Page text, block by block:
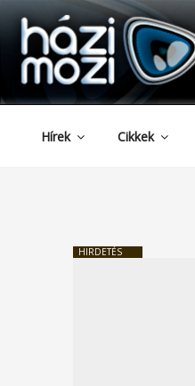
Tartalomhoz
HAZIMOZI
Hírek Cikkek
HIRDETÉS